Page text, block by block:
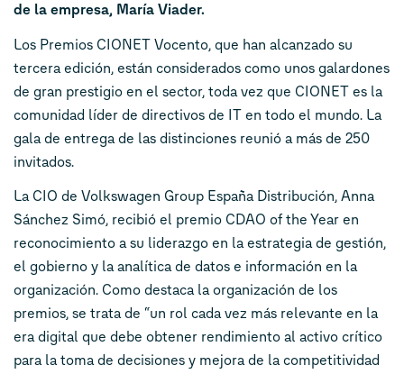
de la empresa, María Viader.
Los Premios CIONET Vocento, que han alcanzado su
tercera edición, están considerados como unos galardones
de gran prestigio en el sector, toda vez que CIONET es la
comunidad líder de directivos de IT en todo el mundo. La
gala de entrega de las distinciones reunió a más de 250
invitados.
La CIO de Volkswagen Group España Distribución, Anna
Sánchez Simó, recibió el premio CDAO of the Year en
reconocimiento a su liderazgo en la estrategia de gestión,
el gobierno y la analítica de datos e información en la
organización. Como destaca la organización de los
premios, se trata de “un rol cada vez más relevante en la
era digital que debe obtener rendimiento al activo crítico
para la toma de decisiones y mejora de la competitividad